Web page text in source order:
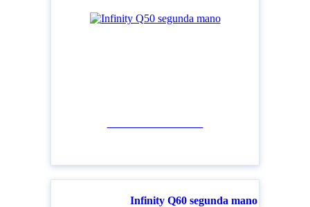
Infinity Q60 segunda mano